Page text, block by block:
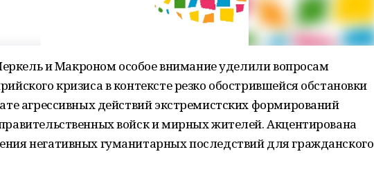
и Макроном особое внимание уделили вопросам
кризиса в контексте резко обострившейся обстановки
агрессивных действий экстремистских формирований
войск и мирных жителей. Акцентирована
негативных гуманитарных последствий для гражданского